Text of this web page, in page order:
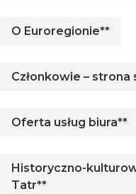
O Euroregionie**
Członkowie – strona
Oferta usług biura**
Historyczno-
Tatr**